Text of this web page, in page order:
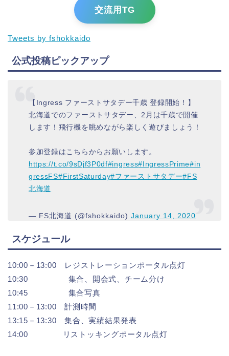
交流用TG
Tweets by fshokkaido
公式投稿ピックアップ
【Ingress ファーストサタデー千歳 登録開始！】
北海道でのファーストサタデー、2月は千歳で開催
します！飛行機を眺めながら楽しく遊びましょう！
参加登録はこちらからお願いします。
https://t.co/9sDjf3P0df#ingress#IngressPrime#in
gressFS#FirstSaturday#ファーストサタデー#FS
北海道
— FS北海道 (@fshokkaido)January 14, 2020
スケジュール
10:00－13:00 レジストレーションポータル点灯
10:30 集合、開会式、チーム分け
10:45 集合写真
11:00－13:00 計測時間
13:15－13:30 集合、実績結果発表
14:00 リストッキングポータル点灯